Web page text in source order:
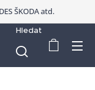
ŠKODA atd.
Hledat